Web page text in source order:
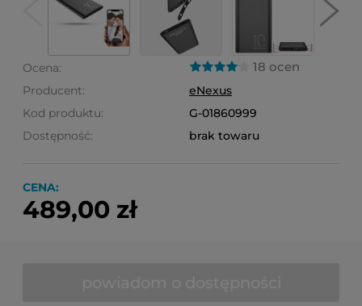
Ocena: 18 ocen
Producent:
eNexus
Kod produktu:
G-01860999
Dostępność:
brak towaru
CENA:
489,00 zł